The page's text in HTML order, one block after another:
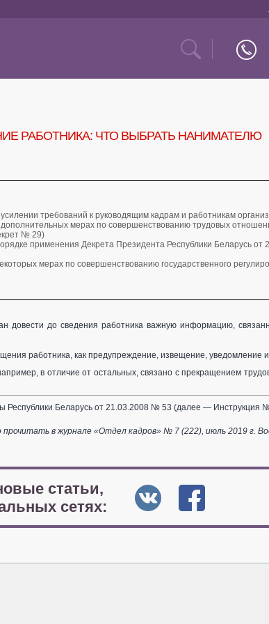
РАБОТНИКА: ЧТО ВЫБРАТЬ НАНИМАТЕЛЮ
требований к руководящим кадрам и работникам
мерах по совершенствованию трудовых
№ 29)
применения Декрета Президента Республики Беларусь от
мерах по совершенствованию государственного
довести до сведения работника важную информацию,
работника, как предупреждение, извещение, уведомление и
в отличие от остальных, связано с прекращением
Республики Беларусь от 21.03.2008 № 53 (далее — Инструкция
в журнале «Отдел кадров» № 7 (222), июль 2019 г.
статьи,
сетях: